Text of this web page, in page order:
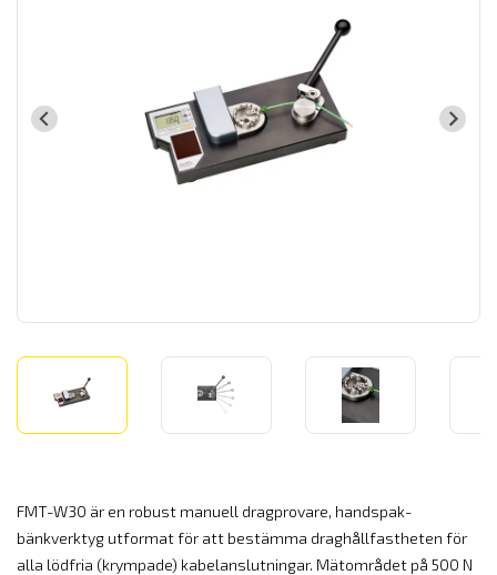
FMT-W30 är en robust manuell dragprovare, handspak-
bänkverktyg utformat för att bestämma draghållfastheten för
alla lödfria (krympade) kabelanslutningar. Mätområdet på 500 N